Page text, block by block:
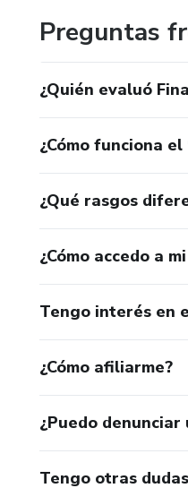
Preguntas
¿Quién evaluó
¿Cómo funciona
¿Qué rasgos
¿Cómo accedo a
Tengo interés en
¿Cómo afiliarme?
¿Puedo
Tengo otras